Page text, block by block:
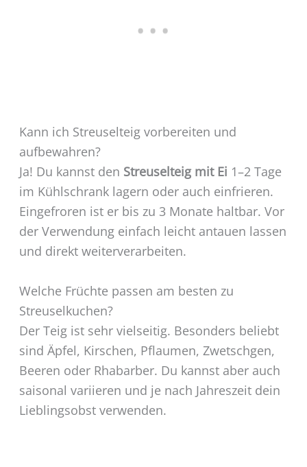
Kann ich Streuselteig vorbereiten und
aufbewahren?
Ja! Du kannst den Streuselteig mit Ei 1–2 Tage
im Kühlschrank lagern oder auch einfrieren.
Eingefroren ist er bis zu 3 Monate haltbar. Vor
der Verwendung einfach leicht antauen lassen
und direkt weiterverarbeiten.
Welche Früchte passen am besten zu
Streuselkuchen?
Der Teig ist sehr vielseitig. Besonders beliebt
sind Äpfel, Kirschen, Pflaumen, Zwetschgen,
Beeren oder Rhabarber. Du kannst aber auch
saisonal variieren und je nach Jahreszeit dein
Lieblingsobst verwenden.